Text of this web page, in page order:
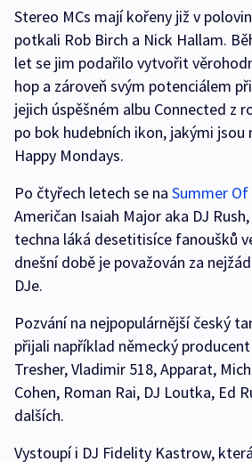
Stereo MCs mají kořeny již v
potkali Rob Birch a Nick Hallam.
let se jim podařilo vytvořit
hop a zároveň svým potenciálem
jejich úspěšném albu Connected z
po bok hudebních ikon, jakými jsou
Happy Mondays.
Po čtyřech letech se na Summer Of
Američan Isaiah Major aka DJ
techna láká desetitisíce fanoušků
dnešní době je považován za
DJe.
Pozvání na nejpopulárnější český
přijali například německý
Tresher, Vladimir 518, Apparat,
Cohen, Roman Rai, DJ Loutka, Ed
dalších.
Vystoupí i DJ Fidelity Kastrow,